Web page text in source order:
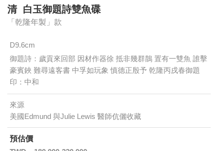
清 白玉御題詩雙魚碟
「乾隆年製」款
D9.6cm
御題詩：歲貢來回部 因材作器徐 抵非幾群鵲 置有一雙魚 誰擊
豪賓鋏 難尋遠客書 中孚如玩象 慎德正殷予 乾隆丙戌春御題
印：中和
來源
美國Edmund 與Julie Lewis 醫師伉儷收藏
預估價